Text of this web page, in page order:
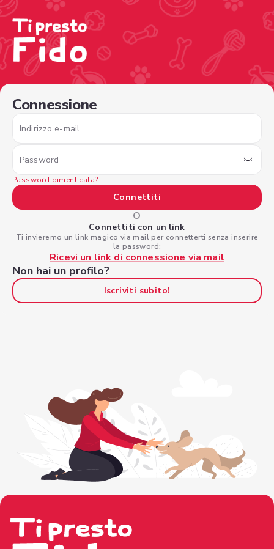
Connessione
Indirizzo e-mail
Password
Password dimenticata?
Connettiti
O
Connettiti con un link
Ti invieremo un link magico via mail per connetterti senza inserire
la password:
Ricevi un link di connessione via mail
Non hai un profilo?
Iscriviti subito!
/sign-in?nextPage=%2Fview-profile%2F23c12a0a-6478-